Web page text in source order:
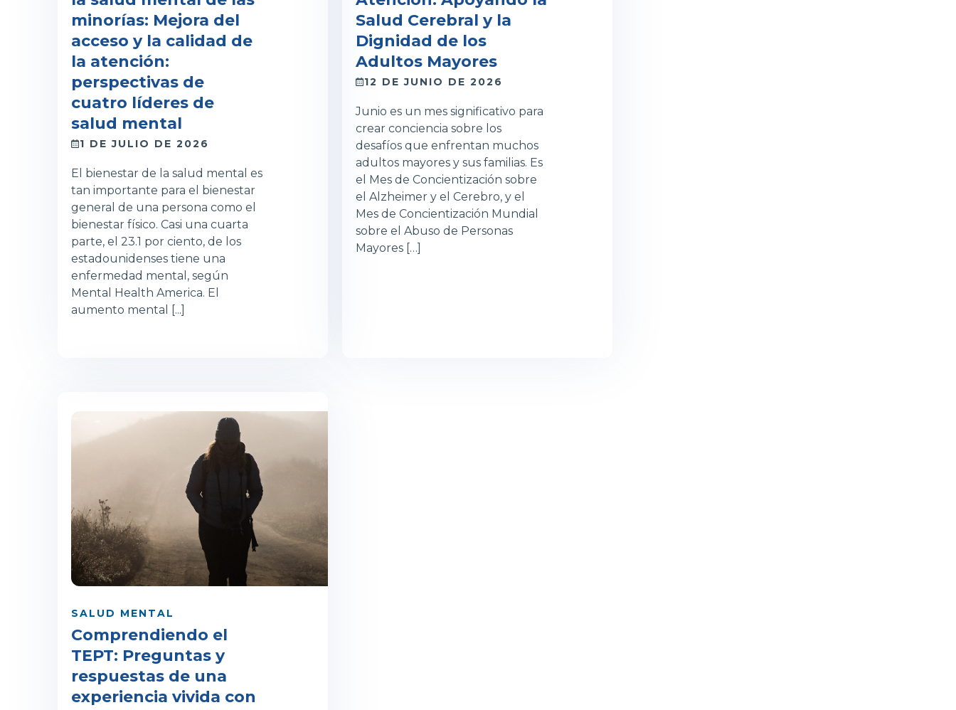
minorías: Mejora del
acceso y la calidad de
la atención:
perspectivas de
cuatro líderes de
salud mental
1 DE JULIO DE 2026
El bienestar de la salud mental es
tan importante para el bienestar
general de una persona como el
bienestar físico. Casi una cuarta
parte, el 23.1 por ciento, de los
estadounidenses tiene una
enfermedad mental, según
Mental Health America. El
aumento mental [...]
Salud Cerebral y la
Dignidad de los
Adultos Mayores
12 DE JUNIO DE 2026
Junio es un mes significativo para
crear conciencia sobre los
desafíos que enfrentan muchos
adultos mayores y sus familias. Es
el Mes de Concientización sobre
el Alzheimer y el Cerebro, y el
Mes de Concientización Mundial
sobre el Abuso de Personas
Mayores […]
SALUD MENTAL
Comprendiendo el
TEPT: Preguntas y
respuestas de una
experiencia vivida con